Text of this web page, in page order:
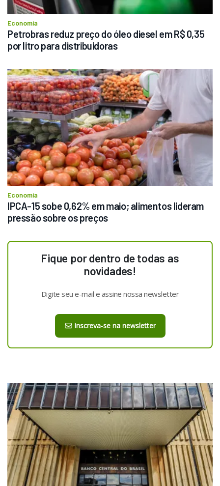
Economia
Petrobras reduz preço do óleo diesel em R$ 0,35
por litro para distribuidoras
Economia
IPCA-15 sobe 0,62% em maio; alimentos lideram
pressão sobre os preços
Fique por dentro de todas as
novidades!
Digite seu e-mail e assine nossa newsletter
Inscreva-se na newsletter